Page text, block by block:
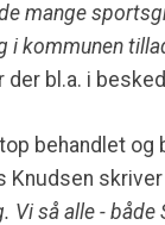
mange
i kommunen
der bl.a. i
behandlet
Knudsen
så alle -